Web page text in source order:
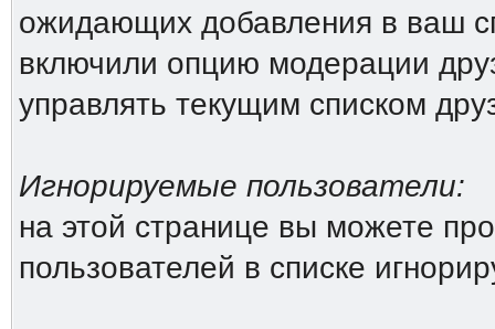
ожидающих добавления в ваш
включили опцию модерации
управлять текущим списком
Игнорируемые пользователи:
на этой странице вы можете
пользователей в списке